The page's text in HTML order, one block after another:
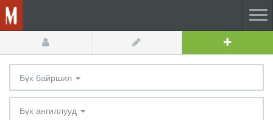
Бүх байршил
Бүх ангиллууд